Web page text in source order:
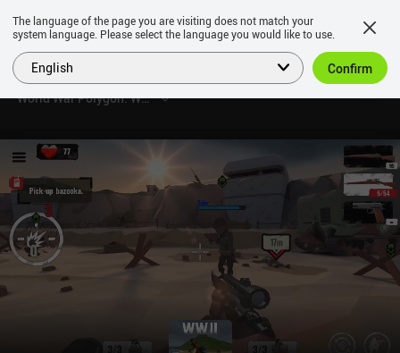
World War Polygon: WW2 shooter
The language of the page you are visiting does not match your
system language. Please select the language you would like to use.
English Confirm